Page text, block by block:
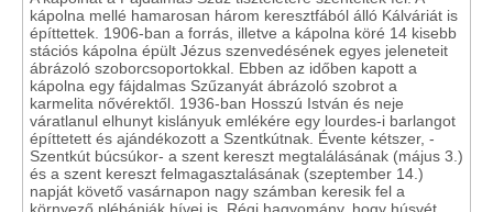
kápolna mellé hamarosan három keresztfából álló Kálváriát is
építtettek. 1906-ban a forrás, illetve a kápolna köré 14 kisebb
stációs kápolna épült Jézus szenvedésének egyes jeleneteit
ábrázoló szoborcsoportokkal. Ebben az időben kapott a
kápolna egy fájdalmas Szűzanyát ábrázoló szobrot a
karmelita nővérektől. 1936-ban Hosszú István és neje
váratlanul elhunyt kislányuk emlékére egy lourdes-i barlangot
építtetett és ajándékozott a Szentkútnak. Évente kétszer, -
Szentkút búcsúkor- a szent kereszt megtalálásának (május 3.)
és a szent kereszt felmagasztalásának (szeptember 14.)
napját követő vasárnapon nagy számban keresik fel a